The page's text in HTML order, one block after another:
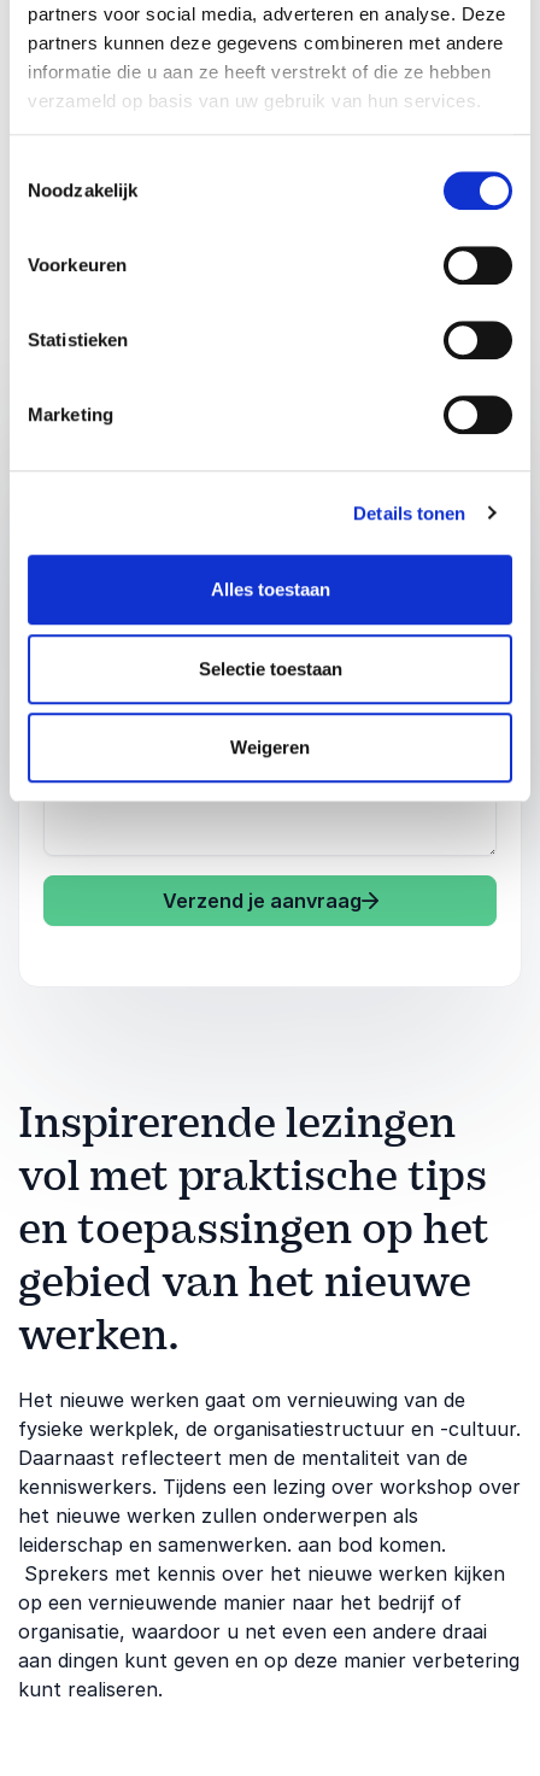
partners voor social media, adverteren en analyse. Deze
partners kunnen deze gegevens combineren met andere
informatie die u aan ze heeft verstrekt of die ze hebben
verzameld op basis van uw gebruik van hun services.
Noodzakelijk
Voorkeuren
Statistieken
Marketing
Details tonen
Alles toestaan
Selectie toestaan
Weigeren
Vrijblijvend advies voor het kiezen
van de beste spreker of
dagvoorzitter
Hoe kunnen we je helpen?
Verzend je aanvraag
Inspirerende lezingen
vol met praktische tips
en toepassingen op het
gebied van het nieuwe
werken.
Het nieuwe werken gaat om vernieuwing van de
fysieke werkplek, de organisatiestructuur en -cultuur.
Daarnaast reflecteert men de mentaliteit van de
kenniswerkers. Tijdens een lezing over workshop over
het nieuwe werken zullen onderwerpen als
leiderschap en samenwerken. aan bod komen.
Sprekers met kennis over het nieuwe werken kijken
op een vernieuwende manier naar het bedrijf of
organisatie, waardoor u net even een andere draai
aan dingen kunt geven en op deze manier verbetering
kunt realiseren.